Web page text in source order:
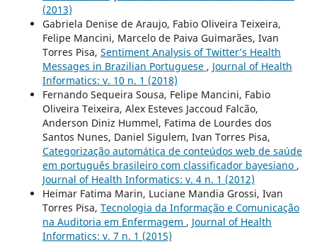
(2013)
Gabriela Denise de Araujo, Fabio Oliveira Teixeira,
Felipe Mancini, Marcelo de Paiva Guimarães, Ivan
Torres Pisa, Sentiment Analysis of Twitter’s Health
Messages in Brazilian Portuguese , Journal of Health
Informatics: v. 10 n. 1 (2018)
Fernando Sequeira Sousa, Felipe Mancini, Fabio
Oliveira Teixeira, Alex Esteves Jaccoud Falcão,
Anderson Diniz Hummel, Fatima de Lourdes dos
Santos Nunes, Daniel Sigulem, Ivan Torres Pisa,
Categorização automática de conteúdos web de saúde
em português brasileiro com classificador bayesiano ,
Journal of Health Informatics: v. 4 n. 1 (2012)
Heimar Fatima Marin, Luciane Mandia Grossi, Ivan
Torres Pisa, Tecnologia da Informação e Comunicação
na Auditoria em Enfermagem , Journal of Health
Informatics: v. 7 n. 1 (2015)